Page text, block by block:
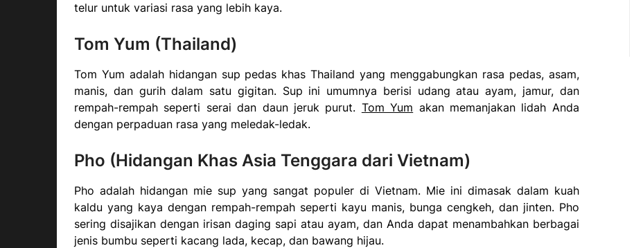
telur untuk variasi rasa yang lebih kaya.
Tom Yum (Thailand)
Tom Yum adalah hidangan sup pedas khas Thailand yang menggabungkan rasa pedas, asam,
manis, dan gurih dalam satu gigitan. Sup ini umumnya berisi udang atau ayam, jamur, dan
rempah-rempah seperti serai dan daun jeruk purut. Tom Yum akan memanjakan lidah Anda
dengan perpaduan rasa yang meledak-ledak.
Pho (Hidangan Khas Asia Tenggara dari Vietnam)
Pho adalah hidangan mie sup yang sangat populer di Vietnam. Mie ini dimasak dalam kuah
kaldu yang kaya dengan rempah-rempah seperti kayu manis, bunga cengkeh, dan jinten. Pho
sering disajikan dengan irisan daging sapi atau ayam, dan Anda dapat menambahkan berbagai
jenis bumbu seperti kacang lada, kecap, dan bawang hijau.